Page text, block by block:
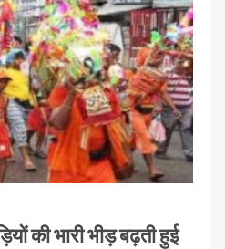
की भारी भीड़ बढ़ती हुई